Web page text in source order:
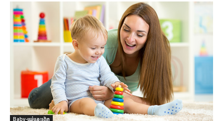
Baby-ແມ່ແລະເດັກ